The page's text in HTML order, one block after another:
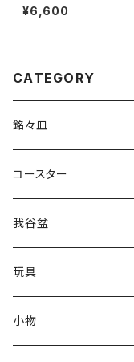
¥6,600
CATEGORY
銘々皿
コースター
我谷盆
玩具
小物